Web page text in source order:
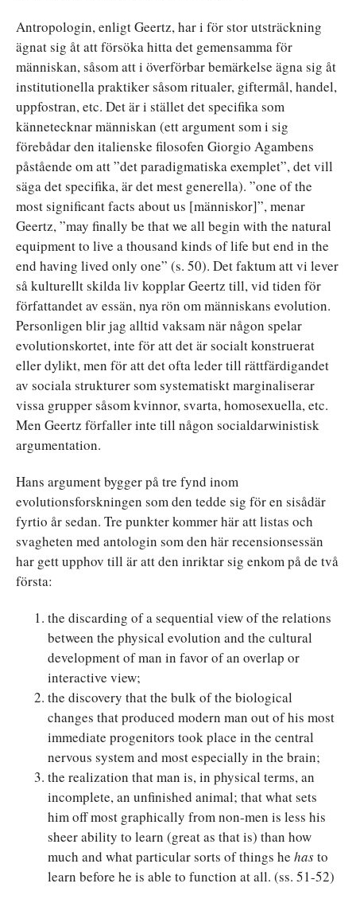
Antropologin, enligt Geertz, har i för stor utsträckning
ägnat sig åt att försöka hitta det gemensamma för
människan, såsom att i överförbar bemärkelse ägna sig åt
institutionella praktiker såsom ritualer, giftermål, handel,
uppfostran, etc. Det är i stället det specifika som
kännetecknar människan (ett argument som i sig
förebådar den italienske filosofen Giorgio Agambens
påstående om att ”det paradigmatiska exemplet”, det vill
säga det specifika, är det mest generella). ”one of the
most significant facts about us [människor]”, menar
Geertz, ”may finally be that we all begin with the natural
equipment to live a thousand kinds of life but end in the
end having lived only one” (s. 50). Det faktum att vi lever
så kulturellt skilda liv kopplar Geertz till, vid tiden för
författandet av essän, nya rön om människans evolution.
Personligen blir jag alltid vaksam när någon spelar
evolutionskortet, inte för att det är socialt konstruerat
eller dylikt, men för att det ofta leder till rättfärdigandet
av sociala strukturer som systematiskt marginaliserar
vissa grupper såsom kvinnor, svarta, homosexuella, etc.
Men Geertz förfaller inte till någon socialdarwinistisk
argumentation.
Hans argument bygger på tre fynd inom
evolutionsforskningen som den tedde sig för en sisådär
fyrtio år sedan. Tre punkter kommer här att listas och
svagheten med antologin som den här recensionsessän
har gett upphov till är att den inriktar sig enkom på de två
första:
the discarding of a sequential view of the relations
between the physical evolution and the cultural
development of man in favor of an overlap or
interactive view;
the discovery that the bulk of the biological
changes that produced modern man out of his most
immediate progenitors took place in the central
nervous system and most especially in the brain;
the realization that man is, in physical terms, an
incomplete, an unfinished animal; that what sets
him off most graphically from non-men is less his
sheer ability to learn (great as that is) than how
much and what particular sorts of things he hasto
learn before he is able to function at all. (ss. 51-52)